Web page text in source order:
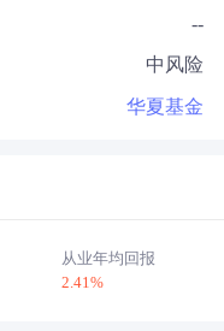
--/--
--
中风险
华夏基金
从业年均回报
2.41%